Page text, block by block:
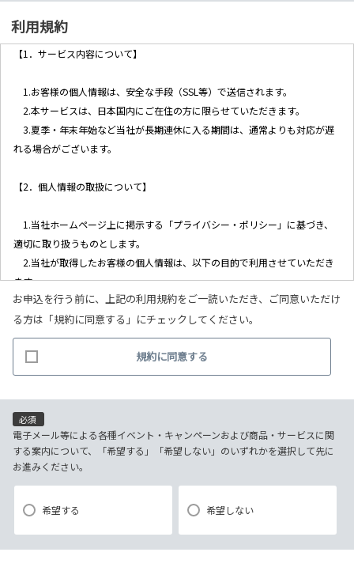
利用規約
【1．サービス内容について】
1.お客様の個人情報は、安全な手段（SSL等）で送信されます。
2.本サービスは、日本国内にご在住の方に限らせていただきます。
3.夏季・年末年始など当社が長期連休に入る期間は、通常よりも対応が遅
れる場合がございます。
【2．個人情報の取扱について】
1.当社ホームページ上に掲示する「プライバシー・ポリシー」に基づき、
適切に取り扱うものとします。
2.当社が取得したお客様の個人情報は、以下の目的で利用させていただき
ます。
(1)お客様リクエストに対応するにあたって問題が発生した場合の確認・
連絡
(2)お客様から照会があった場合のリクエスト情報の確認
(3)お客様に不利益を与えないために行う、お客様に対する迅速なご連絡
（電子メール、電話、郵送によるご連絡）
(5)商品の企画・開発あるいはお客様満足向上策などの検討のためのお客
様アンケート調査の実施
【3．推奨環境について】
1.当社の推奨するインターネット環境にてお申込みをお願いします。推奨
それに伴う連絡の不徹底については責任を負いかねますので、あらかじ
お申込を行う前に、上記の利用規約をご一読いただき、ご同意いただけ
る方は「規約に同意する」にチェックしてください。
規約に同意する
必須
電子メール等による各種イベント・キャンペーンおよび商品・サービスに関
する案内について、「希望する」「希望しない」のいずれかを選択して先に
お進みください。
希望する 希望しない